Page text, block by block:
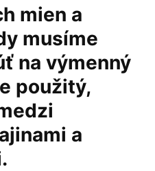
mien a
musíme
na výmenný
použitý,
a